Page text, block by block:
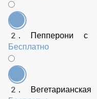
2. Маргарита
Бесплатно
2. Ветчина и грибы
Бесплатно